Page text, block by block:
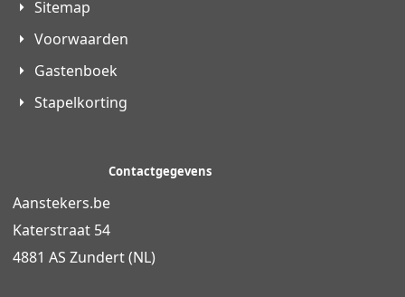
Sitemap
Voorwaarden
Gastenboek
Stapelkorting
Contactgegevens
Aanstekers.be
Katerstraat 54
4881 AS Zundert (NL)